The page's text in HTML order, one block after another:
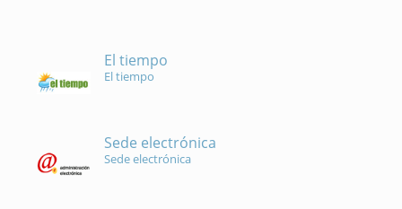
El tiempo
El tiempo
Sede electrónica
Sede electrónica